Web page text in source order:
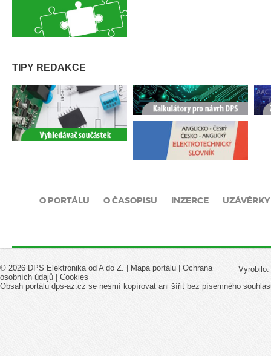
TIPY REDAKCE
O PORTÁLU O ČASOPISU INZERCE UZÁVĚRKY
Vyrobilo:
© 2026 DPS Elektronika od A do Z. | Mapa portálu | Ochrana
osobních údajů | Cookies
Obsah portálu dps-az.cz se nesmí kopírovat ani šířit bez písemného